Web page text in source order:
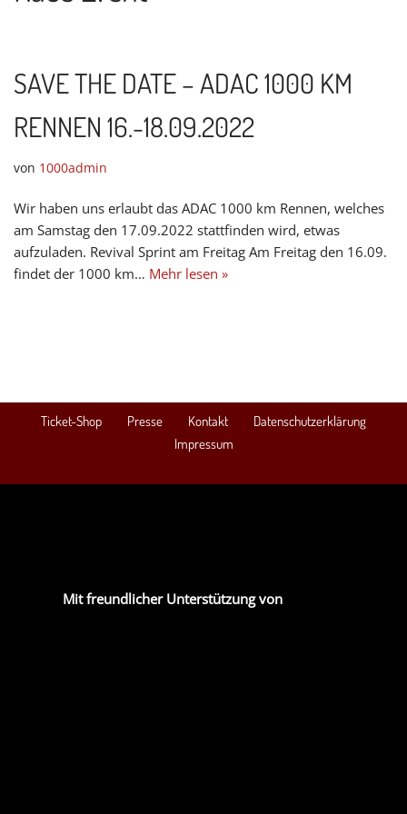
SAVE THE DATE – ADAC 1000 KM
RENNEN 16.-18.09.2022
von 1000admin
Wir haben uns erlaubt das ADAC 1000 km Rennen, welches
am Samstag den 17.09.2022 stattfinden wird, etwas
aufzuladen. Revival Sprint am Freitag Am Freitag den 16.09.
findet der 1000 km… Mehr lesen »
Ticket-Shop Presse Kontakt
Datenschutzerklärung
Impressum
Mit freundlicher Unterstützung von